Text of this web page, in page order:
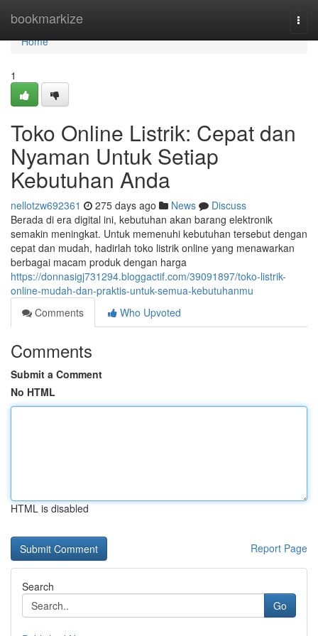
bookmarkize
Home
Home
1
Toko Online Listrik: Cepat dan
Nyaman Untuk Setiap
Kebutuhan Anda
nellotzw692361 275 days ago News
Discuss
Berada di era digital ini, kebutuhan akan barang elektronik
semakin meningkat. Untuk memenuhi kebutuhan tersebut dengan
cepat dan mudah, hadirlah toko listrik online yang menawarkan
berbagai macam produk dengan harga
https://donnasigj731294.bloggactif.com/39091897/toko-listrik-
online-mudah-dan-praktis-untuk-semua-kebutuhanmu
Comments
Who Upvoted
Comments
Submit a Comment
No HTML
HTML is disabled
Report Page
Search
Go